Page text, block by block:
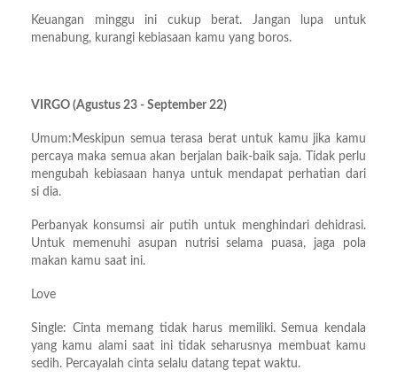
Keuangan minggu ini cukup berat. Jangan lupa untuk
menabung, kurangi kebiasaan kamu yang boros.
VIRGO (Agustus 23 - September 22)
Umum:Meskipun semua terasa berat untuk kamu jika kamu
percaya maka semua akan berjalan baik-baik saja. Tidak perlu
mengubah kebiasaan hanya untuk mendapat perhatian dari
si dia.
Perbanyak konsumsi air putih untuk menghindari dehidrasi.
Untuk memenuhi asupan nutrisi selama puasa, jaga pola
makan kamu saat ini.
Love
Single: Cinta memang tidak harus memiliki. Semua kendala
yang kamu alami saat ini tidak seharusnya membuat kamu
sedih. Percayalah cinta selalu datang tepat waktu.